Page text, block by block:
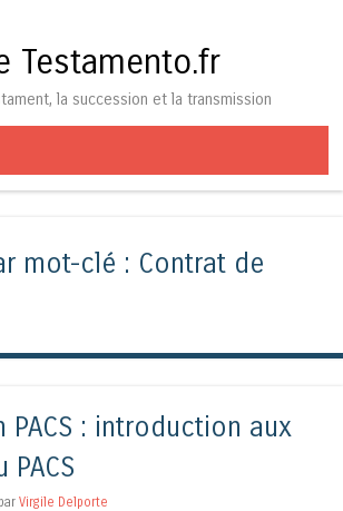
Testamento.fr
la succession et la transmission
mot-clé : Contrat de
PACS : introduction aux
par Virgile Delporte